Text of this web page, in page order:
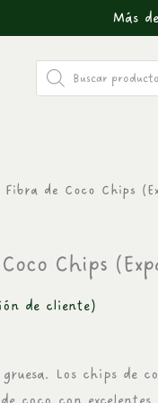
Más
Búsqueda
productos
Fibra de Coco Chips
Chips
de cliente)
$11.990.
Los chips de